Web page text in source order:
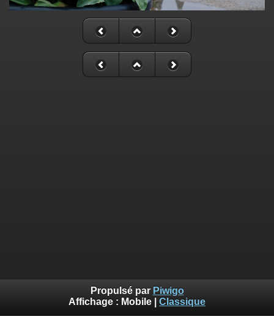
Propulsé par Piwigo
Affichage : Mobile Classique